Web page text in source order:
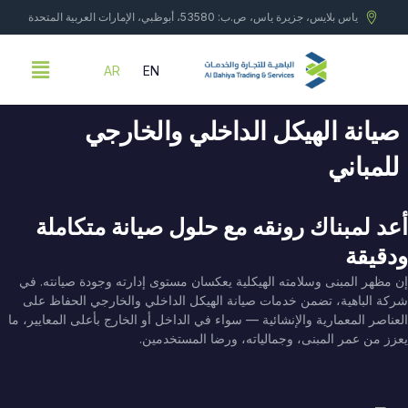
ياس بلايس، جزيرة ياس، ص.ب: 53580، أبوظبي، الإمارات العربية المتحدة
EN
AR
Menu
صيانة الهيكل الداخلي والخارجي
للمباني
أعد لمبناك رونقه مع حلول صيانة متكاملة
ودقيقة
إن مظهر المبنى وسلامته الهيكلية يعكسان مستوى إدارته وجودة صيانته. في
شركة الباهية، تضمن خدمات صيانة الهيكل الداخلي والخارجي الحفاظ على
العناصر المعمارية والإنشائية — سواء في الداخل أو الخارج بأعلى المعايير، ما
يعزز من عمر المبنى، وجمالياته، ورضا المستخدمين.